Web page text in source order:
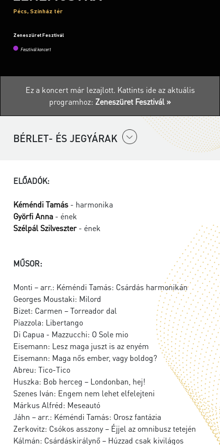
Pécs, Színház tér
Zeneszüret Fesztivál
Fesztivál koncert
Ez a koncert már lezajlott. Kattints ide az aktuális
programhoz: Zeneszüret Fesztivál »
BÉRLET- ÉS JEGYÁRAK
ELŐADÓK:
Kéméndi Tamás - harmonika
Györfi Anna - ének
Szélpál Szilveszter- ének
MŰSOR:
Monti – arr.: Kéméndi Tamás: Csárdás harmonikán
Georges Moustaki: Milord
Bizet: Carmen – Torreador dal
Piazzola: Libertango
Di Capua - Mazzucchi: O Sole mio
Eisemann: Lesz maga juszt is az enyém
Eisemann: Maga nős ember, vagy boldog?
Abreu: Tico-Tico
Huszka: Bob herceg – Londonban, hej!
Szenes Iván: Engem nem lehet elfelejteni
Márkus Alfréd: Meseautó
Jáhn – arr.: Kéméndi Tamás: Orosz fantázia
Zerkovitz: Csókos asszony – Éjjel az omnibusz tetején
Kálmán: Csárdáskirálynő – Húzzad csak kivilágos